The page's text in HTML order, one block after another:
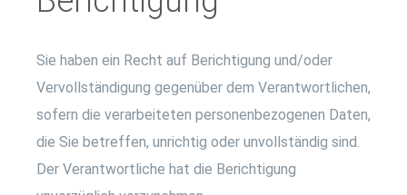
Sie haben ein Recht auf Berichtigung und/oder
Vervollständigung gegenüber dem Verantwortlichen,
sofern die verarbeiteten personenbezogenen Daten,
die Sie betreffen, unrichtig oder unvollständig sind.
Der Verantwortliche hat die Berichtigung